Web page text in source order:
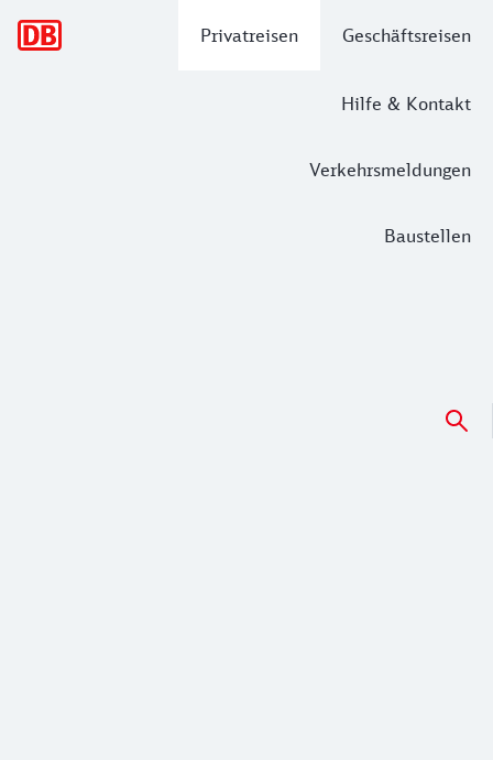
Privatreisen Geschäftsreisen
Hilfe & Kontakt
Verkehrsmeldungen
Baustellen